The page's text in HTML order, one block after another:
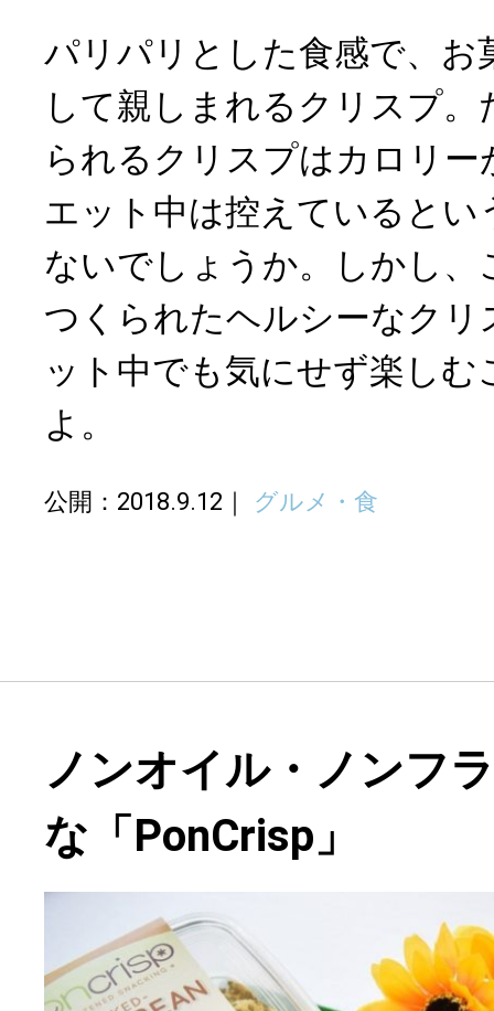
パリパリとした食感で、お
して親しまれるクリスプ
られるクリスプはカロリ
エット中は控えているとい
ないでしょうか。しかし
つくられたヘルシーなク
ット中でも気にせず楽し
よ。
公開：2018.9.12 グルメ・食
ノンオイル・ノンフ
な「PonCrisp」